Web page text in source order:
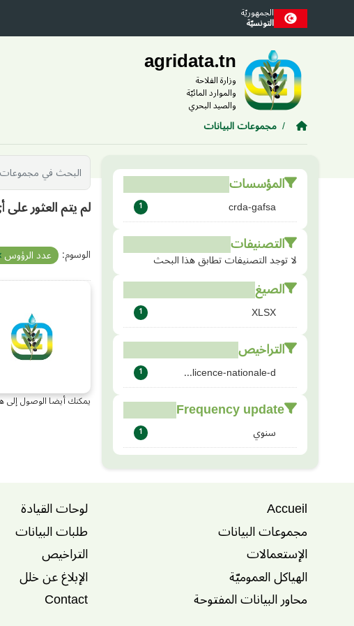
Skip to main contentالجمهوريّة
التونسيّة
agridata.tn
وزارة الفلاحة
والموارد المائيّة
والصيد البحري
مجموعات البيانات
المؤسسات
crda-gafsa
1
التصنيفات
لا توجد التصنيفات تطابق هذا البحث
الصيغ
XLSX
1
التراخيص
licence-nationale-d...
1
Frequency update
سنوي 1
لم يتم العثور على
الوسوم: عدد الرؤوس
يمكنك أيضا الوصول إلى
Accueil
مجموعات البيانات
الإستعمالات
الهياكل العموميّة
محاور البيانات المفتوحة
لوحات القيادة
طلبات البيانات
التراخيص
الإبلاغ عن خلل
Contact